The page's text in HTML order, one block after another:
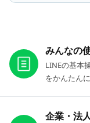
みんなの
LINEの基本
をかんたん
企業・法